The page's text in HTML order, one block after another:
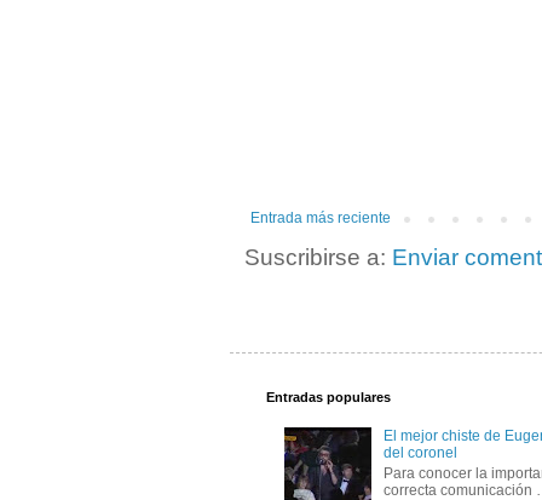
Entrada más reciente
Suscribirse a: Enviar
Entradas populares
El mejor chiste de
del coronel
Para conocer la
correcta